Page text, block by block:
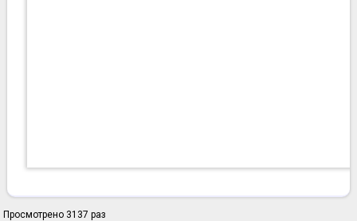
Просмотрено 3137 раз